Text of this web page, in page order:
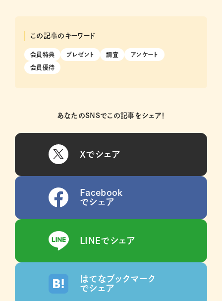
この記事のキーワード
会員特典 プレゼント 調査 アンケート
会員優待
あなたのSNSでこの記事をシェア！
Xでシェア
Facebook
でシェア
LINEでシェア
はてなブックマーク
でシェア